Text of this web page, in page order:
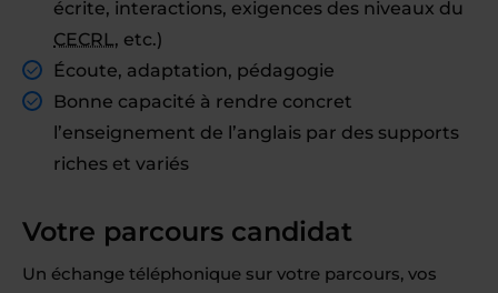
écrite, interactions, exigences des niveaux du
CECRL, etc.)
Écoute, adaptation, pédagogie
Bonne capacité à rendre concret
l’enseignement de l’anglais par des supports
riches et variés
Votre parcours candidat
Un échange téléphonique sur votre parcours, vos